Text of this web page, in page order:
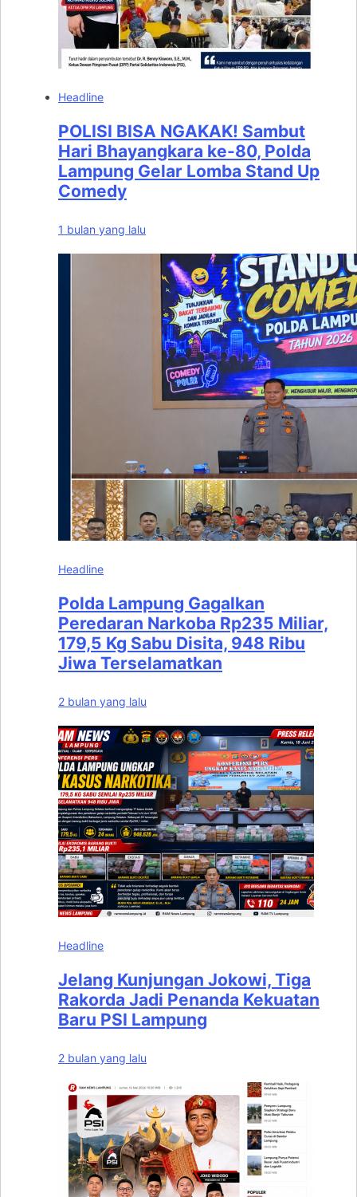
Headline
POLISI BISA NGAKAK! Sambut
Hari Bhayangkara ke-80, Polda
Lampung Gelar Lomba Stand Up
Comedy
1 bulan yang lalu
Headline
Polda Lampung Gagalkan
Peredaran Narkoba Rp235 Miliar,
179,5 Kg Sabu Disita, 948 Ribu
Jiwa Terselamatkan
2 bulan yang lalu
Headline
Jelang Kunjungan Jokowi, Tiga
Rakorda Jadi Penanda Kekuatan
Baru PSI Lampung
2 bulan yang lalu